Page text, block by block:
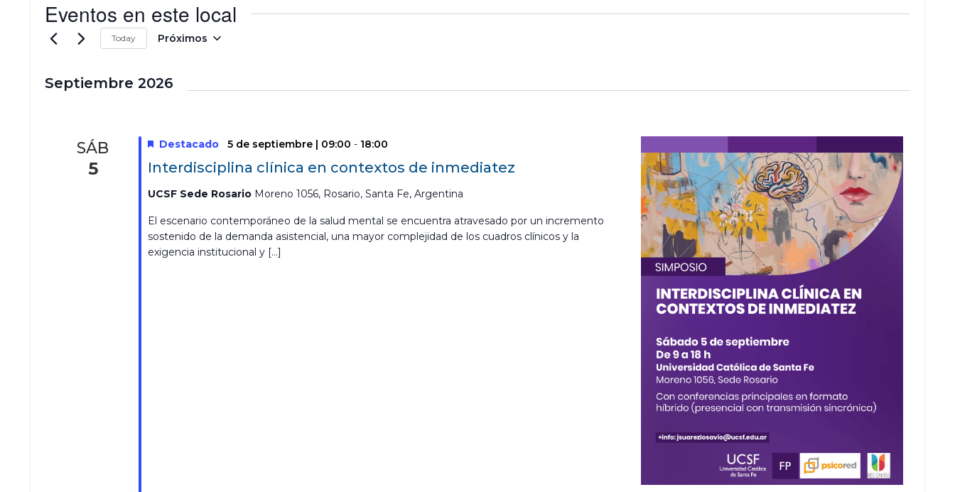
o
e
Eventos en este local
Today Próximos
l
o
n
r
e
c
h
Septiembre 2026
SÁB
5 Interdisciplina clínica en contextos de inmediatez
Destacado 5 de septiembre | 09:00 - 18:00
UCSF Sede Rosario Moreno 1056, Rosario, Santa Fe, Argentina
El escenario contemporáneo de la salud mental se encuentra atravesado por un incremento
sostenido de la demanda asistencial, una mayor complejidad de los cuadros clínicos y la
exigencia institucional y […]